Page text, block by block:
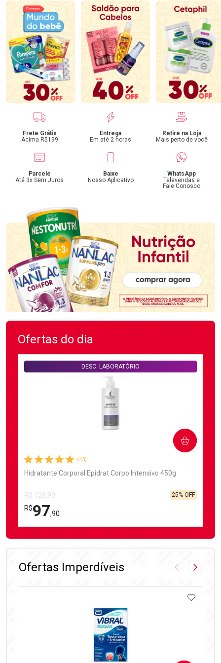
Benefícios
Frete Grátis
Acima R$199
Entrega
Em até 2 horas
Retire na Loja
Mais perto de você
Parcele
Até 3x Sem Juros
Baixe
Nosso Aplicativo
WhatsApp
Televendas e
Fale Conosco
Ofertas do dia
(43)
Hidratante Corporal Epidrat Corpo Intensivo 450g
DESC. LABORATÓRIO
R$ 129,90
R$97,90
25% OFF
COMPRAR
FECHAR
FECHAR
Ofertas Imperdíveis Imagem